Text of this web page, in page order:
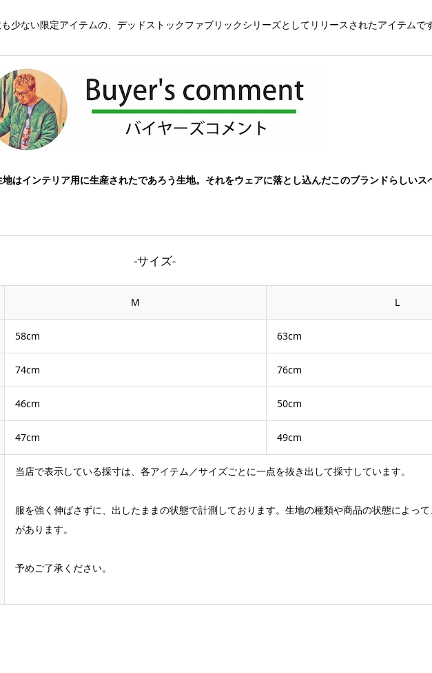
少ない限定アイテムの、デッドストックファブリックシリーズとしてリリースされたアイテムです
はインテリア用に生産されたであろう生地。それをウェアに落とし込んだこのブランドらしいス
-サイズ-
M L
58cm 63cm
74cm 76cm
46cm 50cm
47cm 49cm
当店で表示している採寸は、各アイテム／サイズごとに一点を抜き出して採寸しています。
服を強く伸ばさずに、出したままの状態で計測しております。生地の種類や商品の状態によっ
があります。
予めご了承ください。